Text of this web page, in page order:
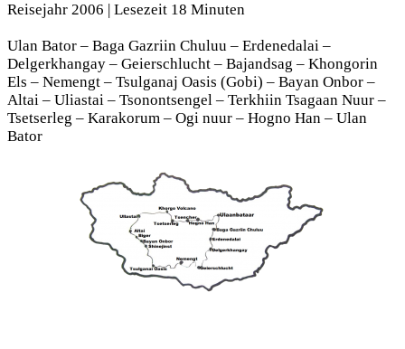
Reisejahr 2006 | Lesezeit 18 Minuten
Ulan Bator – Baga Gazriin Chuluu – Erdenedalai –
Delgerkhangay – Geierschlucht – Bajandsag – Khongorin
Els – Nemengt – Tsulganaj Oasis (Gobi) – Bayan Onbor –
Altai – Uliastai – Tsonontsengel – Terkhiin Tsagaan Nuur –
Tsetserleg – Karakorum – Ogi nuur – Hogno Han – Ulan
Bator